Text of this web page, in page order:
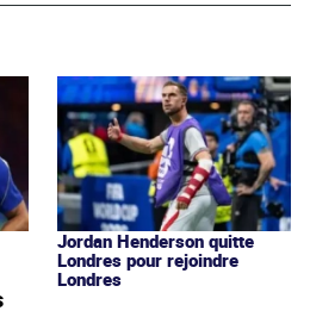
Jordan Henderson quitte
Londres pour rejoindre
Londres